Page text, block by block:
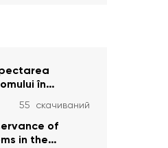
în
2023
55 скачиваний
of
in the